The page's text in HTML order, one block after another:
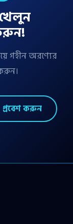
গহীন অরণ্যের
প্রবেশ করুন